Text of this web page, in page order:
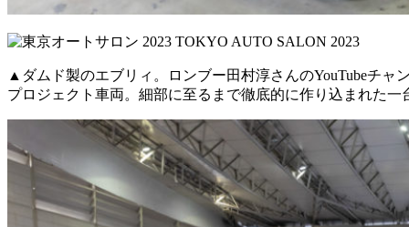
▲ダムド製のエブリィ。ロンブー田村淳さんのYouTubeチャ
プロジェクト車両。細部に至るまで徹底的に作り込まれた一